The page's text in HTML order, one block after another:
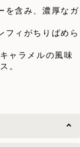
を含み、濃厚なガ
フィがちりばめら
ャラメルの風味
。